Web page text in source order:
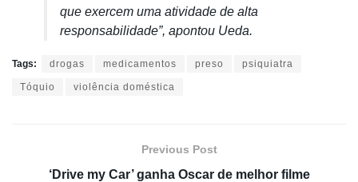
que exercem uma atividade de alta
responsabilidade”, apontou Ueda.
Tags: drogas medicamentos preso psiquiatra
Tóquio violência doméstica
Previous Post
‘Drive my Car’ ganha Oscar de melhor filme